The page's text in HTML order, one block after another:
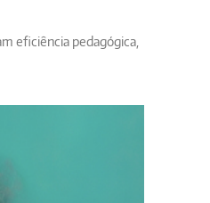
eficiência pedagógica,